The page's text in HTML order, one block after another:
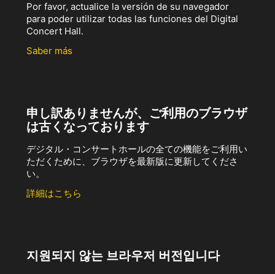
Por favor, actualice la versión de su navegador
para poder utilizar todas las funciones del Digital
Concert Hall.
Saber más
申し訳ありませんが、ご利用のブラウザ
は古くなっております
デジタル・コンサートホールの全ての機能をご利用い
ただくために、ブラウザを最新版に更新してくださ
い。
詳細はこちら
지원되지 않는 브라우저 버전입니다